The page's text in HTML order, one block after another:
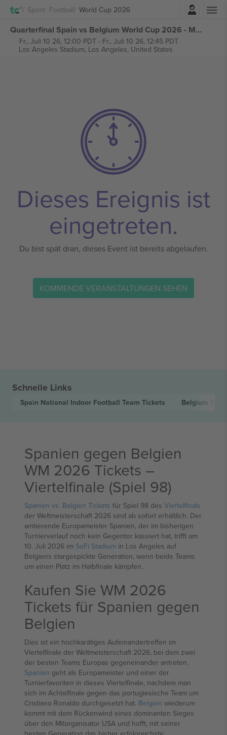
Sport Football World Cup 2026Einloggen
Quarterfinal Spain vs Belgium World Cup 2026 - M98 tickets
Fr., Juli 10 26, 12:00 PDT- Fr., Juli 10 26, 12:45 PDT
Los Angeles Stadium, Los Angeles, United States
Dieses Ereignis ist
eingetreten.
Du bist spät dran, dieses Event ist bereits abgelaufen.
KOMMENDE VERANSTALTUNGEN SEHEN
Schnelle Links
Spain National Indoor Football Team Tickets Belgium
Spanien gegen Belgien
WM 2026 Tickets –
Viertelfinale (Spiel 98)
Spanien vs. Belgien Tickets für Spiel 98 des Viertelfinals
der Weltmeisterschaft 2026 sind ab sofort erhältlich. Der
amtierende Europameister Spanien, der im bisherigen
Turnierverlauf noch kein Gegentor kassiert hat, trifft am
10. Juli 2026 im SoFi Stadium in Los Angeles auf
Belgiens stargespickte Generation, wenn beide Teams
um einen Platz im Halbfinale kämpfen.
Kaufen Sie WM 2026
Tickets für Spanien gegen
Belgien
Dies ist ein hochkarätiges Aufeinandertreffen im
Viertelfinale der Weltmeisterschaft 2026, bei dem zwei
der besten Teams Europas gegeneinander antreten.
Spanien geht als Europameister und einer der
Turnierfavoriten in dieses Viertelfinale, nachdem man
sich im Achtelfinale gegen das portugiesische Team um
Cristiano Ronaldo durchgesetzt hat. Belgien wiederum
kommt mit dem Rückenwind eines dominanten Sieges
über den Mitorganisator USA und hofft, mit seiner